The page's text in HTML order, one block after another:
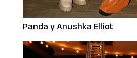
Panda y Anushka Elliot